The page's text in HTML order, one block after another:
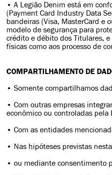
• A Legião Denim está em
(Payment Card Industry Data
bandeiras (Visa, MasterCard e
modelo de segurança para
crédito e débito dos Titulares,
físicas como aos processo de
COMPARTILHAMENTO DE
• Somente compartilhamos
• Com outras empresas
econômico ou controladas pela
• Com as entidades
• Nas hipóteses previstas
• ou mediante consentimento